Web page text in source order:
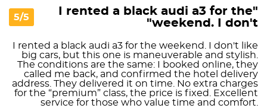
5/5
"I rented a black audi a3 for the
weekend. I don't"
I rented a black audi a3 for the weekend. I don't like
big cars, but this one is maneuverable and stylish.
The conditions are the same: I booked online, they
called me back, and confirmed the hotel delivery
address. They delivered it on time. No extra charges
for the “premium” class, the price is fixed. Excellent
service for those who value time and comfort.